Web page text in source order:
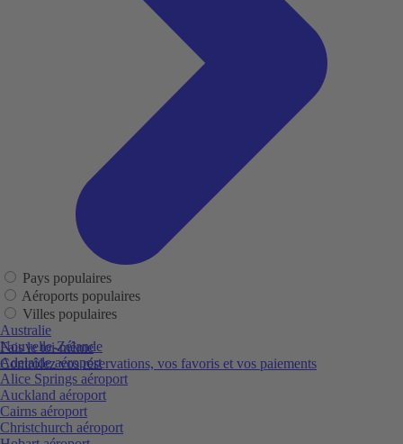
Fais le toi-même
Contrôlez vos réservations, vos favoris et vos paiements
Pays populaires
Aéroports populaires
Villes populaires
Australie
Nouvelle-Zélande
Adelaide aéroport
Alice Springs aéroport
Auckland aéroport
Cairns aéroport
Christchurch aéroport